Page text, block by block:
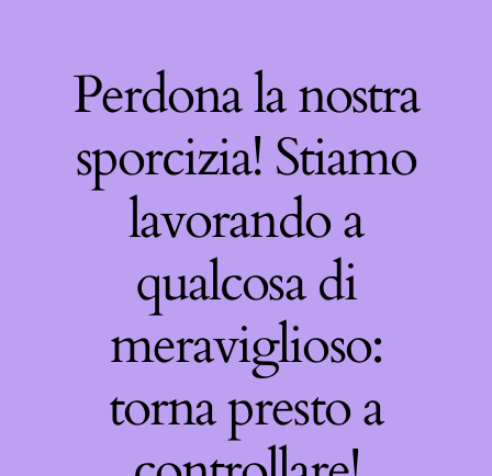
Perdona la nostra
sporcizia! Stiamo
lavorando a
qualcosa di
meraviglioso:
torna presto a